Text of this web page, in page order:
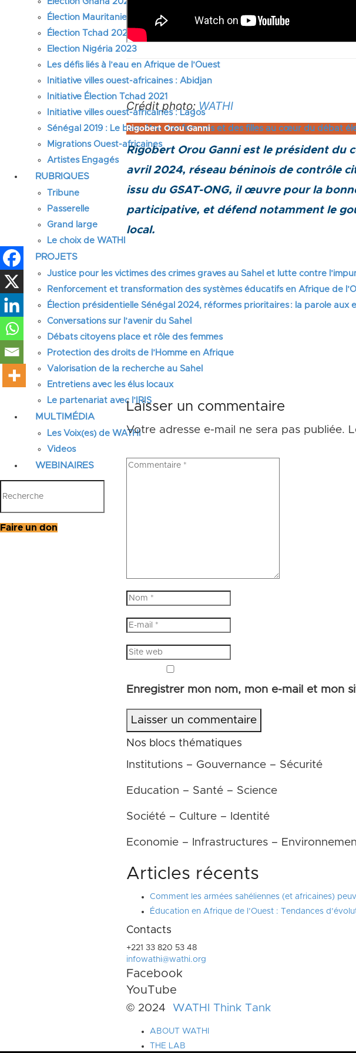
Élection Mauritanie 2024
Élection Tchad 2024
Election Nigéria 2023
Les défis liés à l’eau en Afrique de l’Ouest
Initiative villes ouest-africaines : Abidjan
Initiative Élection Tchad 2021
Initiative villes ouest-africaines : Lagos
Sénégal 2019 : Le bien-être des femmes et des filles au cœur du débat
Migrations Ouest-africaines
Artistes Engagés
RUBRIQUES
Tribune
Passerelle
Grand large
Le choix de WATHI
PROJETS
Justice pour les victimes des crimes graves au Sahel et lutte contre
Renforcement et transformation des systèmes éducatifs en Afrique de
Élection présidentielle Sénégal 2024, réformes prioritaires : la parole
Conversations sur l’avenir du Sahel
Débats citoyens place et rôle des femmes
Protection des droits de l’Homme en Afrique
Valorisation de la recherche au Sahel
Entretiens avec les élus locaux
Le partenariat avec l’IRIS
MULTIMÉDIA
Les Voix(es) de WATHI
Videos
WEBINAIRES
Faire un don
Crédit photo: WATHI
Rigobert Orou Ganni
Rigobert Orou Ganni est le président du
avril 2024, réseau béninois de contrôle
issu du GSAT-ONG, il œuvre pour la
participative, et défend notamment le
local.
Laisser un commentaire
Votre adresse e-mail ne sera pas publiée.
Enregistrer mon nom, mon e-mail et mon
Laisser un commentaire
Nos blocs thématiques
Institutions – Gouvernance – Sécurité
Education – Santé – Science
Société – Culture – Identité
Economie – Infrastructures –
Articles récents
Comment les armées sahéliennes (et africaines)
Éducation en Afrique de l’Ouest : Tendances
Contacts
+221 33 820 53 48
infowathi@wathi.org
Facebook
YouTube
© 2024 WATHI Think Tank
ABOUT WATHI
THE LAB